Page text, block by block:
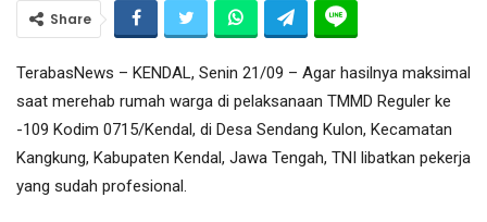
Share
TerabasNews – KENDAL, Senin 21/09 – Agar hasilnya maksimal
saat merehab rumah warga di pelaksanaan TMMD Reguler ke
-109 Kodim 0715/Kendal, di Desa Sendang Kulon, Kecamatan
Kangkung, Kabupaten Kendal, Jawa Tengah, TNI libatkan pekerja
yang sudah profesional.